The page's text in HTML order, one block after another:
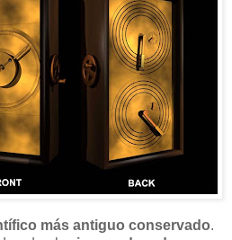
más antiguo conservado.